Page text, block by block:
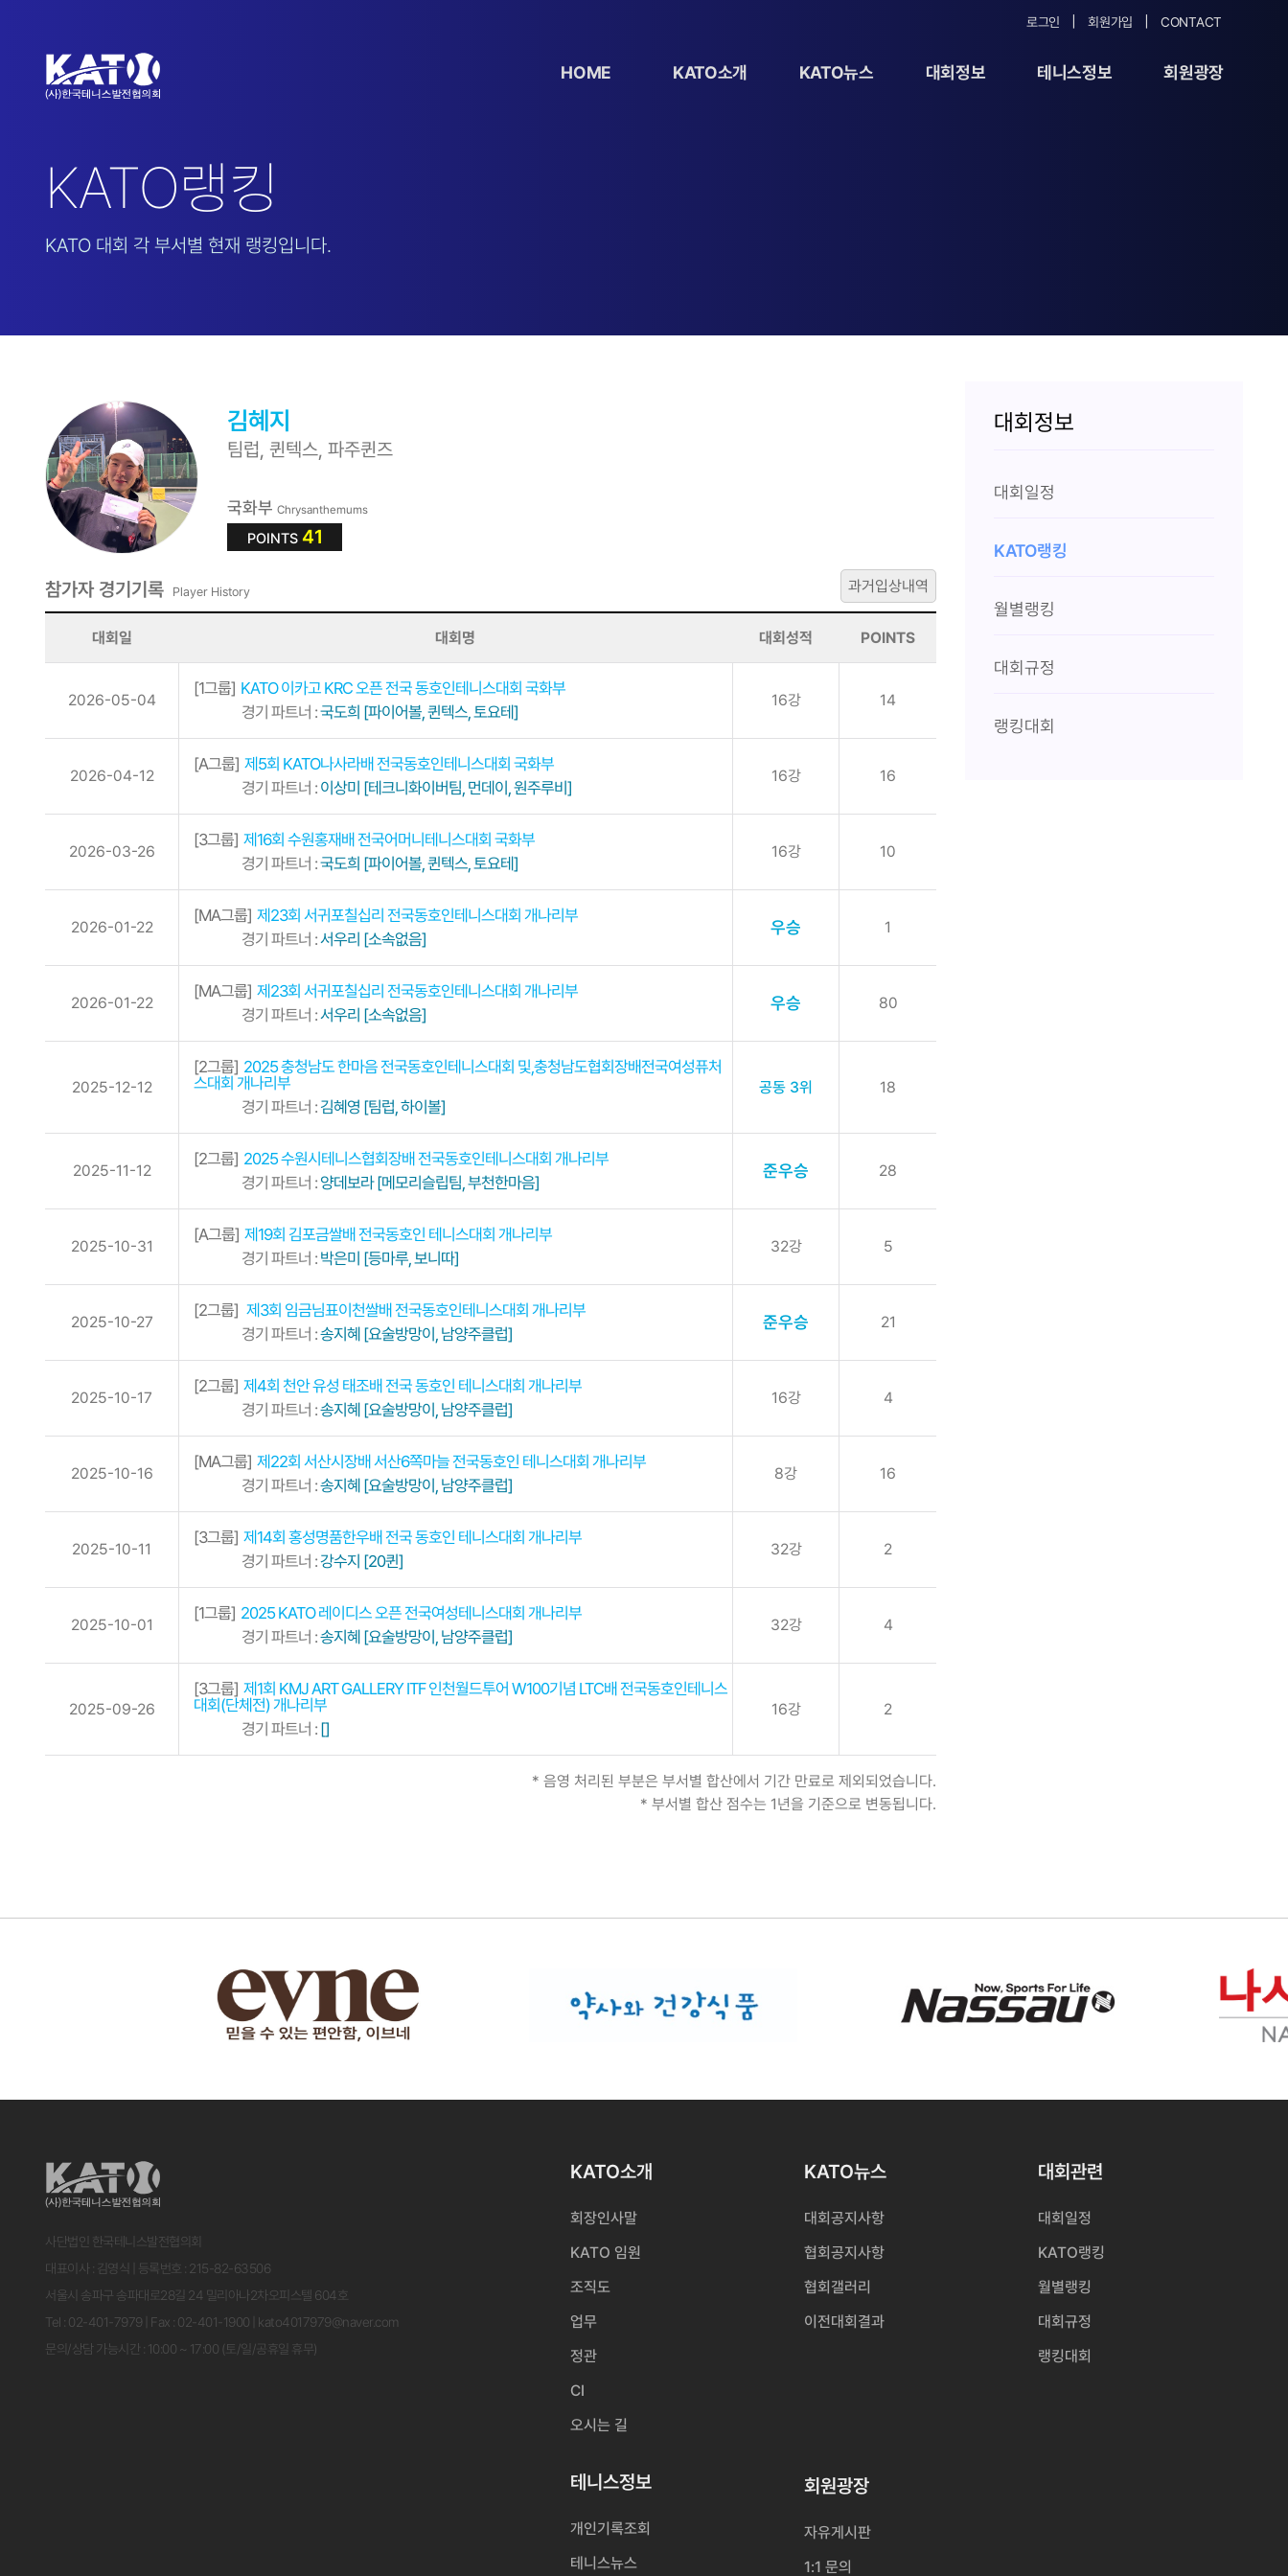
로그인 회원가입 CONTACT
HOME KATO소개 KATO뉴스 대회정보 테니스정보 회원광장
KATO랭킹
KATO 대회 각 부서별 현재 랭킹입니다.
김혜지
팀럽, 퀸텍스, 파주퀸즈
국화부 Chrysanthemums
POINTS 41
참가자 경기기록 Player History 과거입상내역
대회일 대회명 대회성적 POINTS
2026-05-04
[1그룹] KATO 이카고 KRC 오픈 전국 동호인테니스대회 국화부
경기 파트너 :국도희 [파이어볼, 퀸텍스, 토요테]
16강 14
2026-04-12
[A그룹] 제5회 KATO나사라배 전국동호인테니스대회 국화부
경기 파트너 : 이상미 [테크니화이버팀, 먼데이, 원주루비]
16강 16
2026-03-26
[3그룹] 제16회 수원홍재배 전국어머니테니스대회 국화부
경기 파트너 :국도희 [파이어볼, 퀸텍스, 토요테]
16강 10
2026-01-22
[MA그룹] 제23회 서귀포칠십리 전국동호인테니스대회 개나리부
경기 파트너 :서우리 [소속없음]
우승 1
2026-01-22
[MA그룹] 제23회 서귀포칠십리 전국동호인테니스대회 개나리부
경기 파트너 :서우리 [소속없음]
우승 80
2025-12-12
[2그룹] 2025 충청남도 한마음 전국동호인테니스대회 및,충청남도협회장배전국여성퓨처
스대회 개나리부
경기 파트너 : 김혜영 [팀럽, 하이볼]
공동 3위 18
2025-11-12
[2그룹] 2025 수원시테니스협회장배 전국동호인테니스대회 개나리부
경기 파트너 : 양데보라 [메모리슬립팀, 부천한마음]
준우승 28
2025-10-31
[A그룹] 제19회 김포금쌀배 전국동호인 테니스대회 개나리부
경기 파트너 : 박은미 [등마루, 보니따]
32강 5
2025-10-27
[2그룹] 제3회 임금님표이천쌀배 전국동호인테니스대회 개나리부
경기 파트너 :송지혜 [요술방망이, 남양주클럽]
준우승 21
2025-10-17
[2그룹] 제4회 천안 유성 태조배 전국 동호인 테니스대회 개나리부
경기 파트너 :송지혜 [요술방망이, 남양주클럽]
16강 4
2025-10-16
[MA그룹] 제22회 서산시장배 서산6쪽마늘 전국동호인 테니스대회 개나리부
경기 파트너 :송지혜 [요술방망이, 남양주클럽]
8강 16
2025-10-11
[3그룹] 제14회 홍성명품한우배 전국 동호인 테니스대회 개나리부
경기 파트너 :강수지 [20퀸]
32강 2
2025-10-01
[1그룹] 2025 KATO 레이디스 오픈 전국여성테니스대회 개나리부
경기 파트너 :송지혜 [요술방망이, 남양주클럽]
32강 4
2025-09-26
[3그룹] 제1회 KMJ ART GALLERY ITF 인천월드투어 W100기념 LTC배 전국동호인테니스
대회(단체전) 개나리부
경기 파트너 : []
16강 2
* 음영 처리된 부분은 부서별 합산에서 기간 만료로 제외되었습니다.
* 부서별 합산 점수는 1년을 기준으로 변동됩니다.
대회정보
대회일정
KATO랭킹
월별랭킹
대회규정
랭킹대회
사단법인 한국테니스발전협의회
대표이사 : 김영식 | 등록번호 : 215-82-63506
서울시 송파구 송파대로28길 24 밀리아나2차오피스텔 604호
Tel : 02-401-7979 | Fax : 02-401-1900 | kato4017979@naver.com
문의/상담 가능시간 : 10:00 ~ 17:00 (토/일/공휴일 휴무)
KATO소개
회장인사말
KATO 임원
조직도
업무
정관
CI
오시는 길
테니스정보
개인기록조회
테니스뉴스
KATO뉴스
대회공지사항
협회공지사항
협회갤러리
이전대회결과
회원광장
자유게시판
1:1 문의
대회관련
대회일정
KATO랭킹
월별랭킹
대회규정
랭킹대회